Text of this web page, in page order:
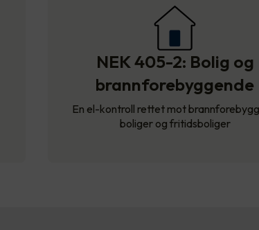
NEK 405-2: Bolig og
brannforebyggende
En el-kontroll rettet mot
boliger og fritidsboliger